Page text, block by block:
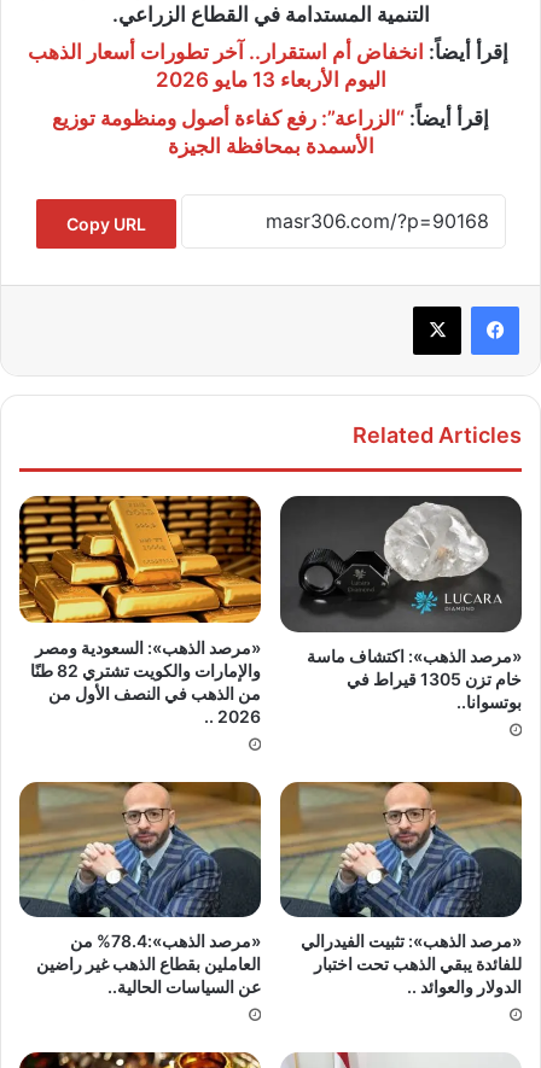
التنمية المستدامة في القطاع الزراعي.
إقرأ أيضاً: انخفاض أم استقرار.. آخر تطورات أسعار الذهب
اليوم الأربعاء 13 مايو 2026
إقرأ أيضاً: “الزراعة”: رفع كفاءة أصول ومنظومة توزيع
الأسمدة بمحافظة الجيزة
Copy URL
Related Articles
«مرصد الذهب»: اكتشاف ماسة
خام تزن 1305 قيراط في
بوتسوانا..
«مرصد الذهب»: السعودية ومصر
والإمارات والكويت تشتري 82 طنًا
من الذهب في النصف الأول من
2026 ..
«مرصد الذهب»: تثبيت الفيدرالي
للفائدة يبقي الذهب تحت اختبار
الدولار والعوائد ..
«مرصد الذهب»:78.4% من
العاملين بقطاع الذهب غير راضين
عن السياسات الحالية..